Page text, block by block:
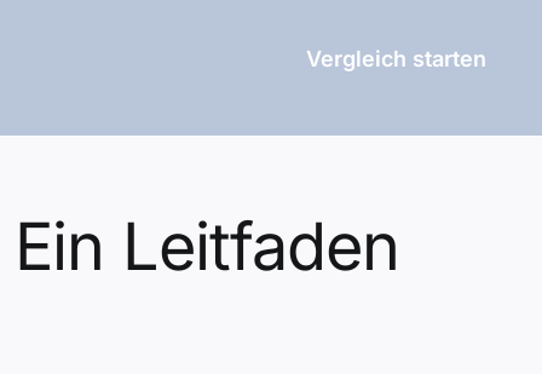
Vergleich starten
Leitfaden